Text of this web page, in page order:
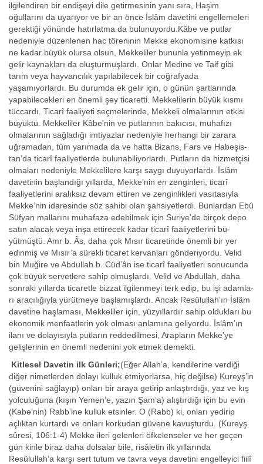
ilgilendiren bir en­dişeyi dile getirmesinin yanı sıra, Haşim
oğullarını da uyarıyor ve bir an önce İs­lâm davetini engellemeleri
gerektiği yönünde hatırlatma da bulunuyordu.Kâbe ve putlar
nedeniyle düzenlenen hac töreninin Mekke ekonomisine katkı­sı
ne kadar büyük olursa olsun, Mekkeliler bununla yetinmeyip ek
gelir kaynak­ları da oluşturmuşlardı. Onlar Medine ve Taif gibi
tarım veya hayvancılık yapıla­bilecek bir coğrafyada
yaşamıyorlardı. Bu durumda ek gelir için, o günün şartla­rında
yapabilecekleri en önemli şey ticaretti. Mekkelilerin büyük kısmı
tüccardı. Ticarî faaliyeti seçmelerinde, Mekkeli olmalarının etkisi
büyüktü. Mekkeliler Kâ­be’nin ve putlarının bakıcısı, muhafızı
olmalarının sağladığı imtiyazlar nedeniyle herhangi bir zarara
uğramadan, tüm yarımada da ve hatta Bizans, Fars ve Habeşis­
tan’da ticarî faaliyetlerde bulunabiliyorlardı. Putların da hizmetçisi
olmaları nedeniyle Mekkelilere karşı saygı duyuyorlardı. İslâm
davetinin başlandığı yıllarda, Mekke’nin en zenginleri, ticarî
faaliyetleri­ni aralıksız devam ettiren ve zenginlikleri vasıtasıyla
Mekke’nin idaresinde söz sa­hibi olan şahsiyetlerdi. Bunlardan Ebû
Süfyan mallarını muhafaza edebilmek için Suriye’de birçok depo
satın alacak veya inşa ettirecek kadar ticarî faaliyetlerini bü­
yütmüştü. Amr b. Âs, daha çok Mısır ticaretinde önemli bir yer
edinmiş ve Mısır’a sürekli ticaret kervanları gönderiyordu. Velid
bin Muğire ve Abdullah b. Cüd’ân ise ticarî faaliyetleri sonucunda
çok büyük servetlere sahip olmuşlardı. Velid ve Ab­dullah, daha
sonraki yıllarda ticaretle bizzat ilgilenmeyi terk edip, bu işi adamla­
rı aracılığıyla yürütmeye başlamışlardı. Ancak Resûlullah’ın İslâm
davetine haşlaması, Mekkeliler için, yüzyıllardır sa­hip oldukları bu
ekonomik menfaatlerin yok olması anlamına geliyordu. İslâm’ın
ilanı ve dolayısıyla putların reddedilmesi, Arapların Mekke’ye
gelişlerinin en önemli nedenini yok etmek demekti.
Kitlesel Davetin ilk Günleri;(Eğer Allah’a, kendilerine verdiği
diğer nimetlerden dolayı kulluk etmiyor­larsa, hiç değilse) Kureyş’in
(güvenini sağlayıp) onları bir araya getirip an­laştırdığı, yaz ve kış
yolculuğuna (kışın Yemen’e, yazın Şam’a) alıştırdığı için bu evin
(Kabe’nin) Rabb’ine kulluk etsinler. O (Rabb) ki, onları yedi­rip
açlıktan kurtardı ve onları korkudan güvene kavuşturdu. (Kureyş
sûre­si, 106:1-4) Mekke ileri gelenleri öfkelenseler ve her geçen
gün kinle biraz daha dolsalar bile, risâletin ilk yıllarında
Resûlullah’a karşı sert tutum ve tavra veya davetini engelle­yici fiilî